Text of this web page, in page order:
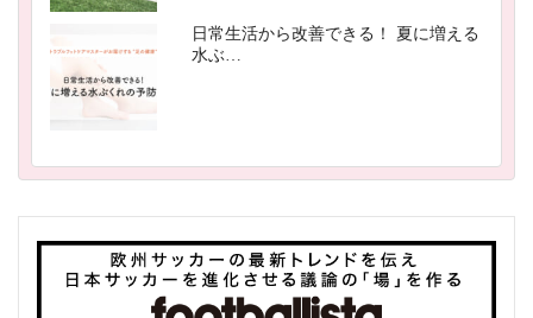
日常生活から改善できる！ 夏に増える
水ぶ…